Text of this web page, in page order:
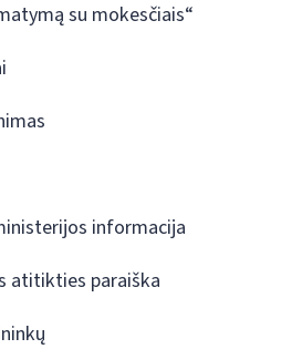
su mokesčiais“
informacija
atitikties paraiška